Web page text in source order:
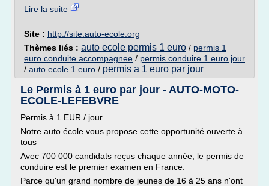
Lire la suite
Site : http://site.auto-ecole.org
Thèmes liés : auto ecole permis 1 euro / permis 1
euro conduite accompagnee / permis conduire 1 euro jour
/ auto ecole 1 euro / permis a 1 euro par jour
Le Permis à 1 euro par jour - AUTO-MOTO-
ECOLE-LEFEBVRE
Permis à 1 EUR / jour
Notre auto école vous propose cette opportunité ouverte à
tous
Avec 700 000 candidats reçus chaque année, le permis de
conduire est le premier examen en France.
Parce qu'un grand nombre de jeunes de 16 à 25 ans n'ont